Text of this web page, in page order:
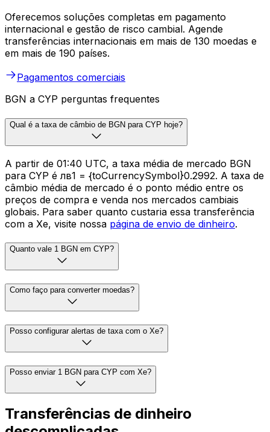
Oferecemos soluções completas em pagamento
internacional e gestão de risco cambial. Agende
transferências internacionais em mais de 130 moedas e
em mais de 190 países.
Pagamentos comerciais
BGN a CYP perguntas frequentes
Qual é a taxa de câmbio de BGN para CYP hoje?
A partir de 01:40 UTC, a taxa média de mercado BGN
para CYP é лв1 = {toCurrencySymbol}0.2992. A taxa de
câmbio média de mercado é o ponto médio entre os
preços de compra e venda nos mercados cambiais
globais. Para saber quanto custaria essa transferência
com a Xe, visite nossa página de envio de dinheiro.
Quanto vale 1 BGN em CYP?
Como faço para converter moedas?
Posso configurar alertas de taxa com o Xe?
Posso enviar 1 BGN para CYP com Xe?
Transferências de dinheiro